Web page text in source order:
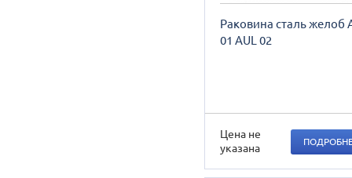
Раковина сталь желоб
01 AUL 02
Цена не
указана